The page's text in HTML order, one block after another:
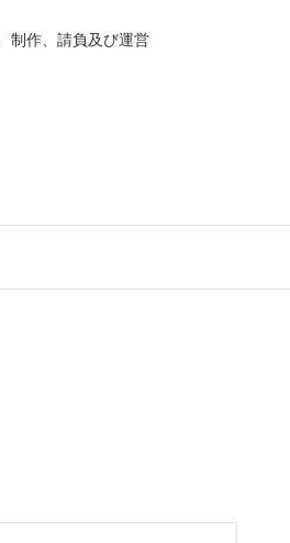
制作、請負及び運営